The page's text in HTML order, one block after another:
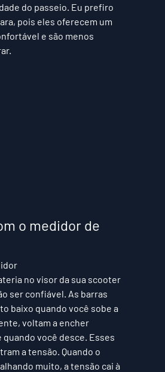
do passeio. Eu prefiro
pois eles oferecem um
e são menos
o medidor de
no visor da sua scooter
ser confiável. As barras
baixo quando você sobe a
voltam a encher
você desce. Esses
a tensão. Quando o
muito, a tensão cai à